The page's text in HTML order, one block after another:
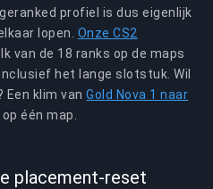
profiel is dus eigenlijk
lopen. Onze CS2
van de 18 ranks op de maps
het lange slotstuk. Wil
Een klim vanGold Nova 1 naar
één map.
placement-reset